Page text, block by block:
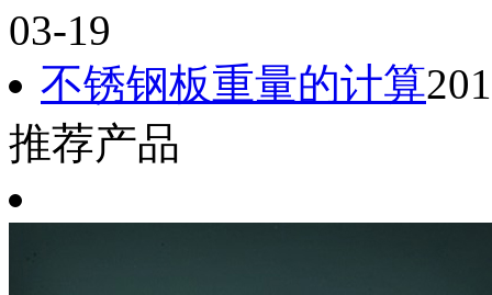
03-19
不锈钢板重量的计算
推荐产品